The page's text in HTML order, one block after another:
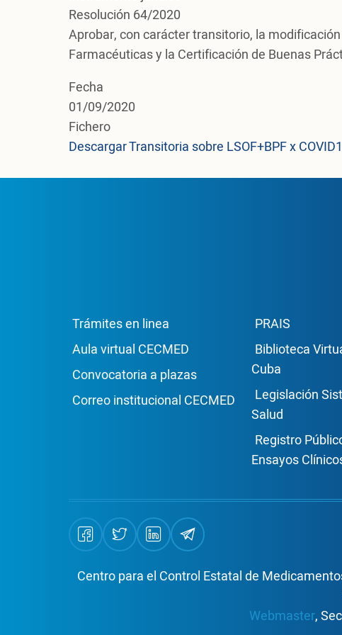
Resolución 64/2020
Aprobar, con carácter transitorio, la
Farmacéuticas y la Certificación de Buenas
Fecha
01/09/2020
Fichero
Descargar Transitoria sobre LSOF+BPF x
Enlace Footer1
Trámites en linea
Aula virtual CECMED
Convocatoria a plazas
Correo institucional CECMED
Enlace
PRAIS
Biblioteca
Cuba
Legislación
Salud
Registro
Ensayos
Centro para el Control Estatal de
Webmaster,